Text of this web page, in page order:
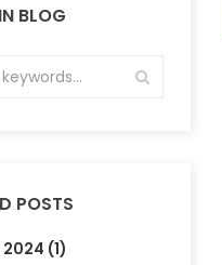
BLOG
POSTS
(1)